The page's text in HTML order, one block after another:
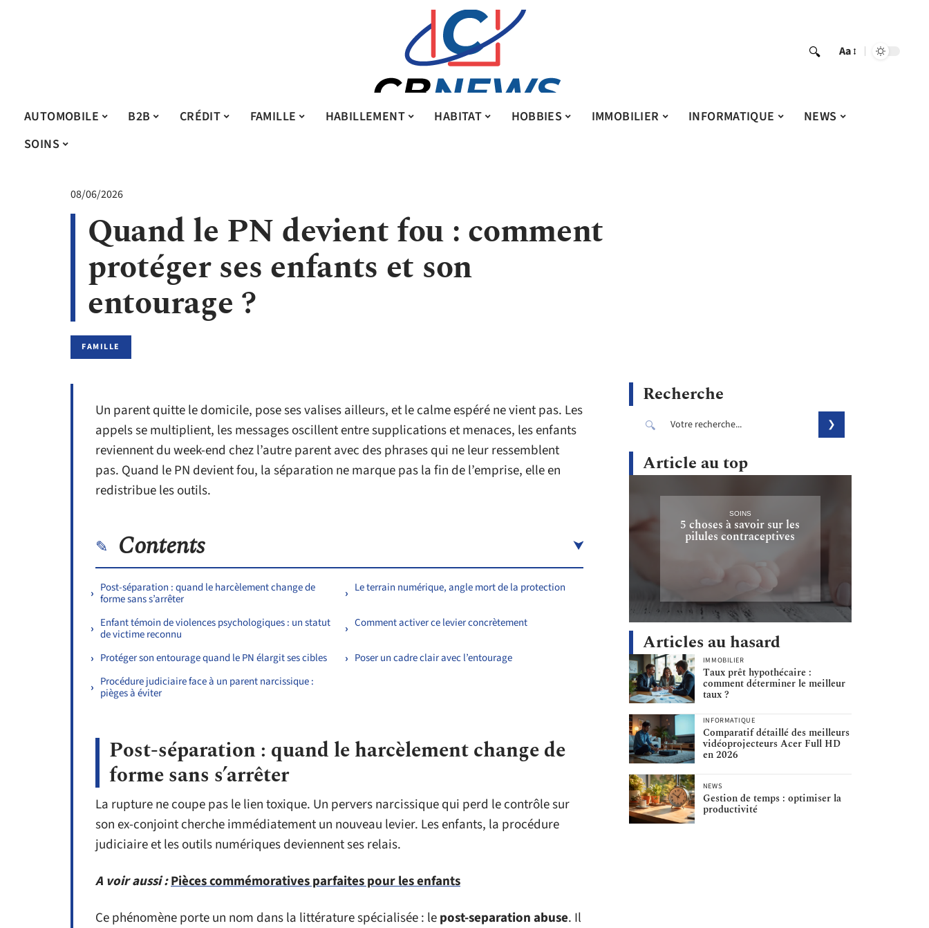
Aa
AUTOMOBILE B2B CRÉDIT FAMILLE HABILLEMENT HABITAT HOBBIES IMMOBILIER INFORMATIQUE
NEWS
SOINS
08/06/2026
Quand le PN devient fou : comment
protéger ses enfants et son
entourage ?
FAMILLE
Un parent quitte le domicile, pose ses valises ailleurs, et le calme espéré ne vient pas. Les
appels se multiplient, les messages oscillent entre supplications et menaces, les enfants
reviennent du week-end chez l’autre parent avec des phrases qui ne leur ressemblent
pas. Quand le PN devient fou, la séparation ne marque pas la fin de l’emprise, elle en
redistribue les outils.
Contents
Post-séparation : quand le harcèlement change de
forme sans s’arrêter
Le terrain numérique, angle mort de la protection
Enfant témoin de violences psychologiques : un statut
de victime reconnu
Comment activer ce levier concrètement
Protéger son entourage quand le PN élargit ses cibles
Poser un cadre clair avec l’entourage
Procédure judiciaire face à un parent narcissique :
pièges à éviter
Post-séparation : quand le harcèlement change de
forme sans s’arrêter
La rupture ne coupe pas le lien toxique. Un pervers narcissique qui perd le contrôle sur
son ex-conjoint cherche immédiatement un nouveau levier. Les enfants, la procédure
judiciaire et les outils numériques deviennent ses relais.
A voir aussi :Pièces commémoratives parfaites pour les enfants
Ce phénomène porte un nom dans la littérature spécialisée : lepost-separation abuse. Il
Recherche
Article au top
SOINS
5 choses à savoir sur les
pilules contraceptives
Articles au hasard
IMMOBILIER
Taux prêt hypothécaire :
comment déterminer le meilleur
taux ?
INFORMATIQUE
Comparatif détaillé des meilleurs
vidéoprojecteurs Acer Full HD
en 2026
NEWS
Gestion de temps : optimiser la
productivité